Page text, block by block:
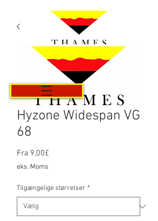
Kurv
Hyzone Widespan VG
68
Fra 9,00£
eks. Moms
Tilgængelige størrelser *